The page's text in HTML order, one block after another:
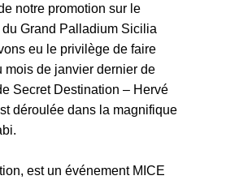
notre promotion sur le
Grand Palladium Sicilia
eu le privilège de faire
mois de janvier dernier de
Secret Destination – Hervé
déroulée dans la magnifique
est un événement MICE